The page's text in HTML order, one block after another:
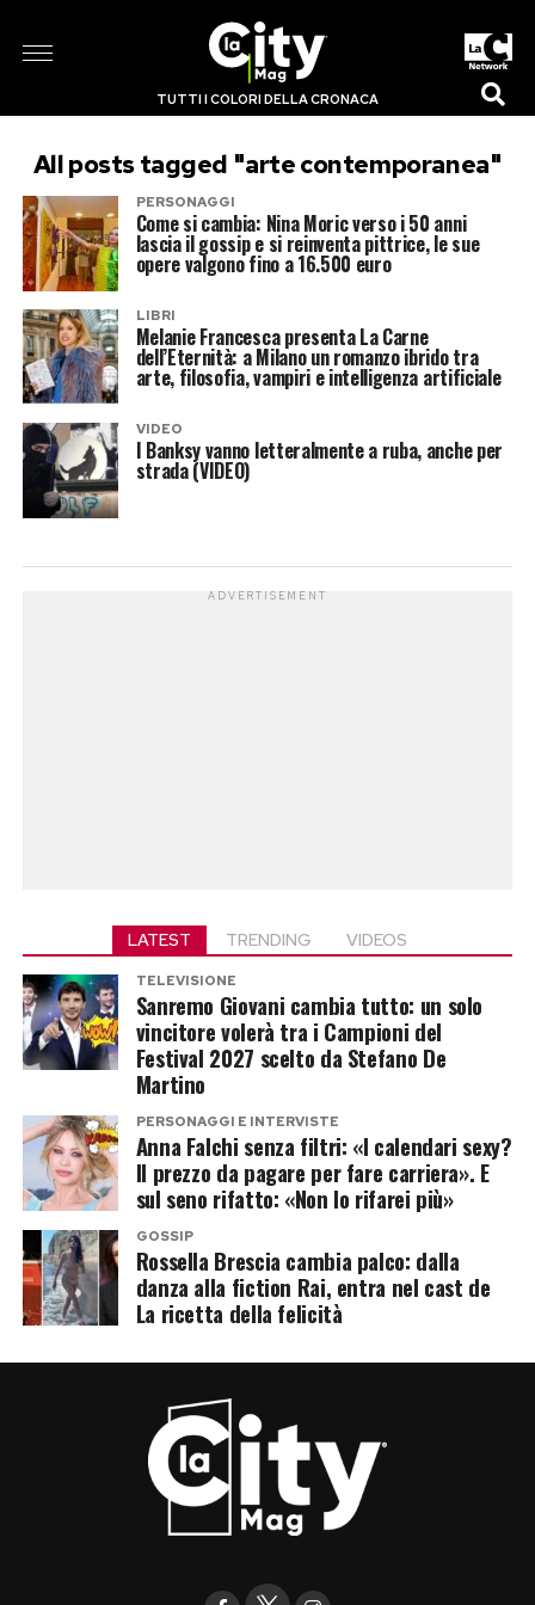
TUTTI I COLORI DELLA CRONACA
All posts tagged "arte contemporanea"
PERSONAGGI
Come si cambia: Nina Moric verso i 50 anni
lascia il gossip e si reinventa pittrice, le sue
opere valgono fino a 16.500 euro
LIBRI
Melanie Francesca presenta La Carne
dell’Eternità: a Milano un romanzo ibrido tra
arte, filosofia, vampiri e intelligenza artificiale
VIDEO
I Banksy vanno letteralmente a ruba, anche per
strada (VIDEO)
ADVERTISEMENT
LATEST TRENDING VIDEOS
TELEVISIONE
Sanremo Giovani cambia tutto: un solo
vincitore volerà tra i Campioni del
Festival 2027 scelto da Stefano De
Martino
PERSONAGGI E INTERVISTE
Anna Falchi senza filtri: «I calendari sexy?
Il prezzo da pagare per fare carriera». E
sul seno rifatto: «Non lo rifarei più»
GOSSIP
Rossella Brescia cambia palco: dalla
danza alla fiction Rai, entra nel cast de
La ricetta della felicità